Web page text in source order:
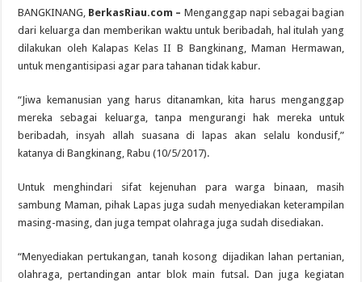
Kabur,
Ini
Yang
Dilakukan
Kalapas
BANGKINANG, BerkasRiau.com – Menganggap napi sebagai bagian
dari keluarga dan memberikan waktu untuk beribadah, hal itulah yang
dilakukan oleh Kalapas Kelas II B Bangkinang, Maman Hermawan,
untuk mengantisipasi agar para tahanan tidak kabur.
“Jiwa kemanusian yang harus ditanamkan, kita harus menganggap
mereka sebagai keluarga, tanpa mengurangi hak mereka untuk
beribadah, insyah allah suasana di lapas akan selalu kondusif,”
katanya di Bangkinang, Rabu (10/5/2017).
Untuk menghindari sifat kejenuhan para warga binaan, masih
sambung Maman, pihak Lapas juga sudah menyediakan keterampilan
masing-masing, dan juga tempat olahraga juga sudah disediakan.
“Menyediakan pertukangan, tanah kosong dijadikan lahan pertanian,
olahraga, pertandingan antar blok main futsal. Dan juga kegiatan